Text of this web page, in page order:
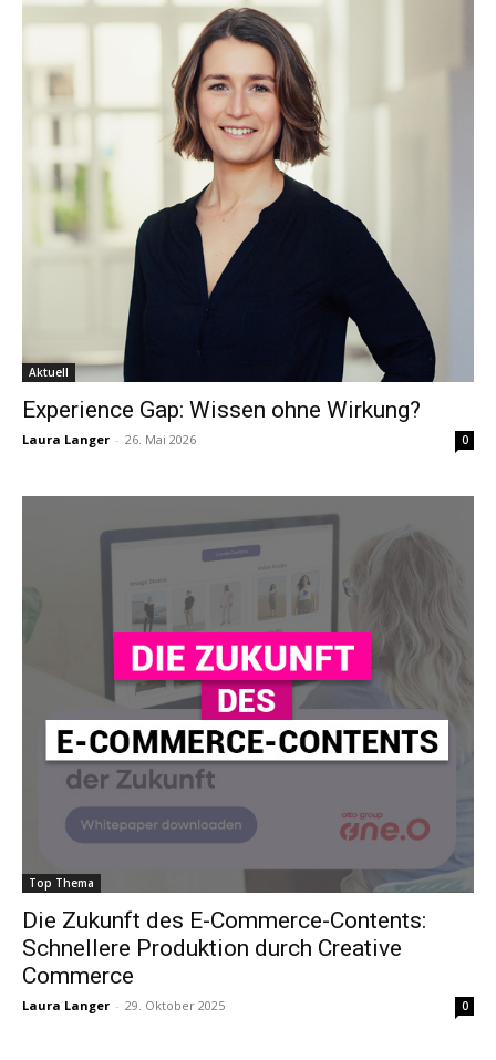
Aktuell
Experience Gap: Wissen ohne Wirkung?
Laura Langer - 26. Mai 2026 0
Top Thema
Die Zukunft des E-Commerce-Contents:
Schnellere Produktion durch Creative
Commerce
Laura Langer - 29. Oktober 2025 0